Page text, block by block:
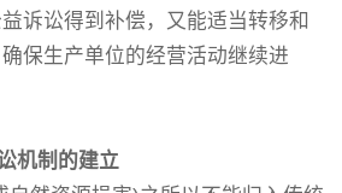
诉讼得到补偿，又能适当转移和
保生产单位的经营活动继续进
机制的建立